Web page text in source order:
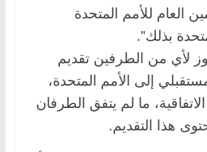
العام للأمم المتحدة
بذلك”.
لأي من الطرفين تقديم
إلى الأمم المتحدة،
ما لم يتفق الطرفان
هذا التقديم.